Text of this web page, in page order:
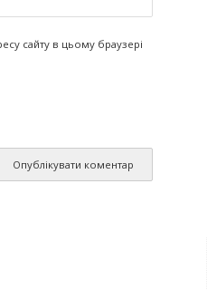
сайту в цьому браузері